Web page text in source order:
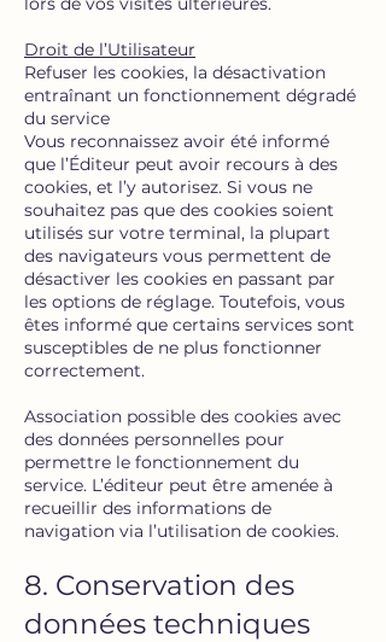
Droit de l’Utilisateur
Refuser les cookies, la désactivation
entraînant un fonctionnement dégradé
du service
Vous reconnaissez avoir été informé
que l’Éditeur peut avoir recours à des
cookies, et l’y autorisez. Si vous ne
souhaitez pas que des cookies soient
utilisés sur votre terminal, la plupart
des navigateurs vous permettent de
désactiver les cookies en passant par
les options de réglage. Toutefois, vous
êtes informé que certains services sont
susceptibles de ne plus fonctionner
correctement.
Association possible des cookies avec
des données personnelles pour
permettre le fonctionnement du
service. L’éditeur peut être amenée à
recueillir des informations de
navigation via l’utilisation de cookies.
8. Conservation des
données techniques